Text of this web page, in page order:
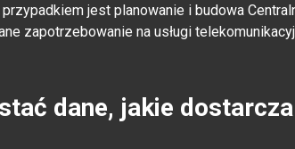
jest planowanie i budowa
zapotrzebowanie na usługi
dane, jakie dostarcza